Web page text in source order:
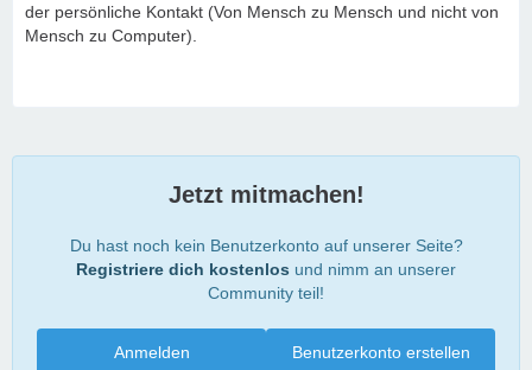
der persönliche Kontakt (Von Mensch zu Mensch und nicht von
Mensch zu Computer).
Jetzt mitmachen!
Du hast noch kein Benutzerkonto auf unserer Seite?
Registriere dich kostenlos und nimm an unserer
Community teil!
Benutzerkonto erstellen
Anmelden